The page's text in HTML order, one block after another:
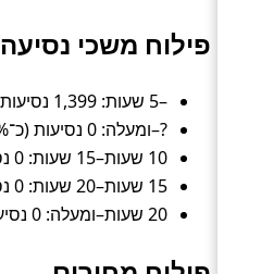
פילוח משכי נסיעה
–5 שעות: 1,399 נסיעות (כ־19%).
?–ומעלה: 0 נסיעות (כ־0%).
10 שעות–15 שעות: 0 נסיעות (כ־0%).
15 שעות–20 שעות: 0 נסיעות (כ־0%).
20 שעות–ומעלה: 0 נסיעות (כ־0%).